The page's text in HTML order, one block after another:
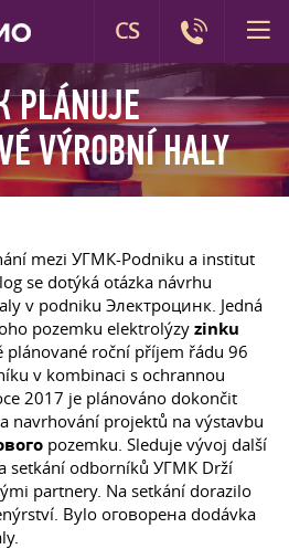
VÝROBNÍ HALY
mezi УГМК-Podniku a institut
se dotýká otázka návrhu
v podniku Электроцинк. Jedná
pozemku elektrolýzy zinku
plánované roční příjem řádu 96
v kombinaci s ochrannou
2017 je plánováno dokončit
navrhování projektů na výstavbu
pozemku. Sleduje vývoj další
setkání odborníků УГМК Drží
partnery. Na setkání dorazilo
Bylo оговорена dodávka
CS